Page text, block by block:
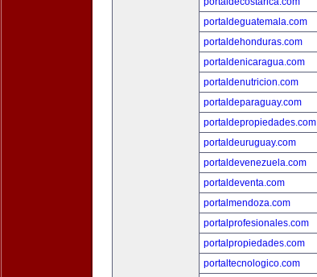
portaldeguatemala.com
portaldehonduras.com
portaldenicaragua.com
portaldenutricion.com
portaldeparaguay.com
portaldepropiedades.com
portaldeuruguay.com
portaldevenezuela.com
portaldeventa.com
portalmendoza.com
portalprofesionales.com
portalpropiedades.com
portaltecnologico.com